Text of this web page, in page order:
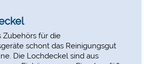
Zubehörs für die
schont das Reinigungsgut
Die Lochdeckel sind aus